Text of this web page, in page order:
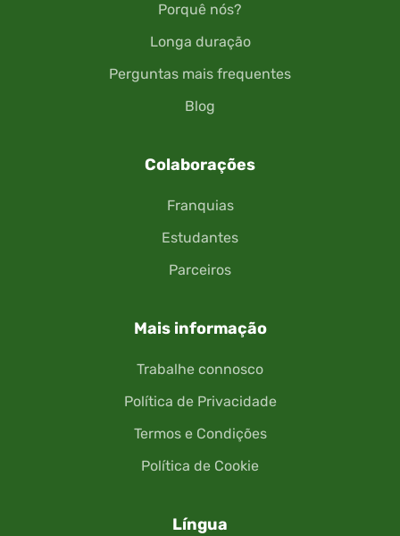
Porquê nós?
Longa duração
Perguntas mais frequentes
Blog
Colaborações
Franquias
Estudantes
Parceiros
Mais informação
Trabalhe connosco
Política de Privacidade
Termos e Condições
Política de Cookie
Língua